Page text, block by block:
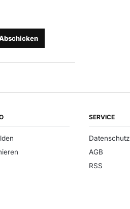
SERVICE
Datenschutz
AGB
RSS